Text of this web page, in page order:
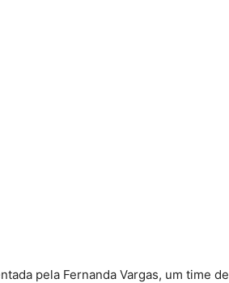
pela Fernanda Vargas, um time de